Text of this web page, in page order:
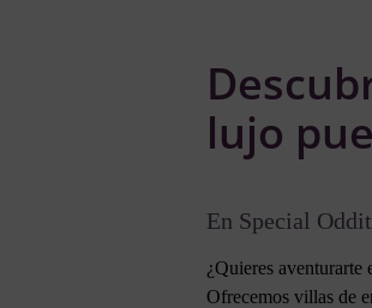
lujo
En Special
¿Quieres
Ofrecemos villas de